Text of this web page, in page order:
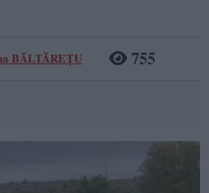
BĂLTĂREȚU 755